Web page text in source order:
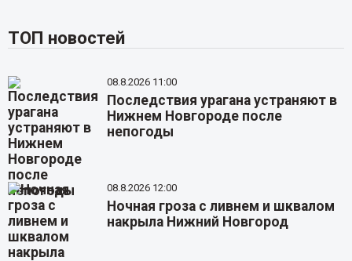
ТОП новостей
08.8.2026 11:00
Последствия урагана устраняют в
Нижнем Новгороде после
непогоды
08.8.2026 12:00
Ночная гроза с ливнем и шквалом
накрыла Нижний Новгород